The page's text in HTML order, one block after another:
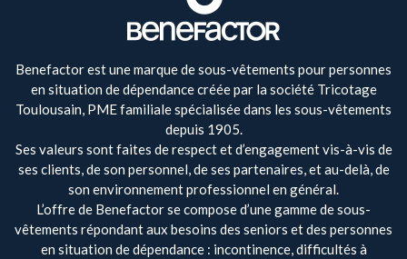
Benefactor est une marque de sous-vêtements pour personnes
en situation de dépendance créée par la société Tricotage
Toulousain, PME familiale spécialisée dans les sous-vêtements
depuis 1905.
Ses valeurs sont faites de respect et d’engagement vis-à-vis de
ses clients, de son personnel, de ses partenaires, et au-delà, de
son environnement professionnel en général.
L’offre de Benefactor se compose d’une gamme de sous-
vêtements répondant aux besoins des seniors et des personnes
en situation de dépendance : incontinence, difficultés à